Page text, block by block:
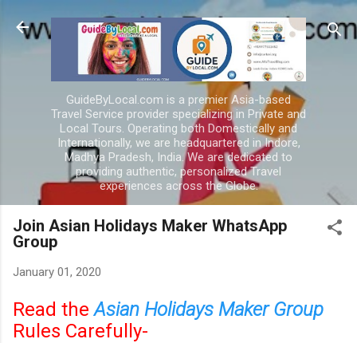
Skip to main content
GuideByLocal.com is a premier Asia-based
Travel Service provider specializing in Private and
Local Tours. Operating both Domestically and
Internationally, we are headquartered in Indore,
Madhya Pradesh, India. We are dedicated to
providing authentic, personalized Travel
experiences across the Globe.
Join Asian Holidays Maker WhatsApp
Group
January 01, 2020
Read theAsian Holidays Maker Group
Rules Carefully-